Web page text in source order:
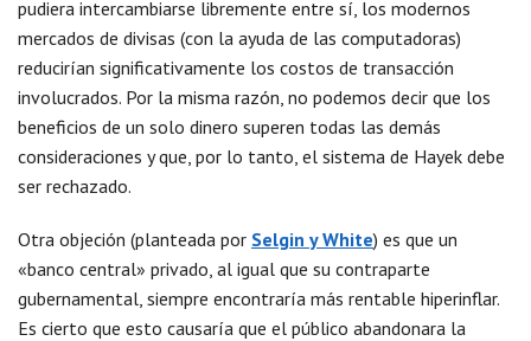
pudiera intercambiarse libremente entre sí, los modernos
mercados de divisas (con la ayuda de las computadoras)
reducirían significativamente los costos de transacción
involucrados. Por la misma razón, no podemos decir que los
beneficios de un solo dinero superen todas las demás
consideraciones y que, por lo tanto, el sistema de Hayek debe
ser rechazado.
Otra objeción (planteada por Selgin y White) es que un
«banco central» privado, al igual que su contraparte
gubernamental, siempre encontraría más rentable hiperinflar.
Es cierto que esto causaría que el público abandonara la